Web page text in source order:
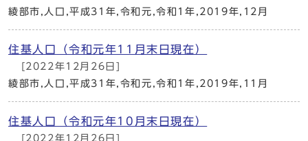
綾部市,人口,平成31年,令和元,令和1年,2019年,12月
住基人口（令和元年11月末日現在）
[2022年12月26日]
綾部市,人口,平成31年,令和元,令和1年,2019年,11月
住基人口（令和元年10月末日現在）
[2022年12月26日]